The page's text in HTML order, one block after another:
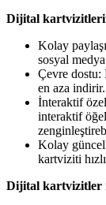
Dijital
Kolay
sosyal
Çevre dostu:
en aza indirir.
İnteraktif
interaktif
Kolay
kartviziti
Dijital kartvizitler